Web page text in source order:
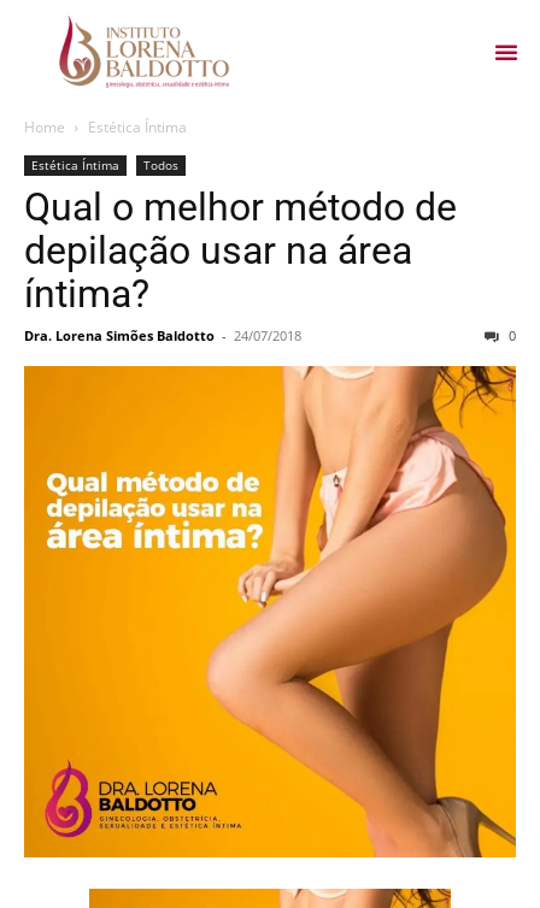
Home Estética Íntima
Estética Íntima Todos
Qual o melhor método de
depilação usar na área
íntima?
Dra. Lorena Simões Baldotto - 24/07/2018 0